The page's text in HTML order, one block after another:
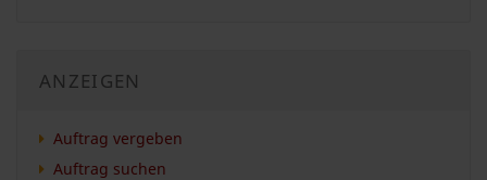
ANZEIGEN
Auftrag vergeben
Auftrag suchen